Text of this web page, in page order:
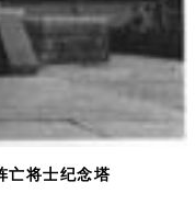
将士纪念塔